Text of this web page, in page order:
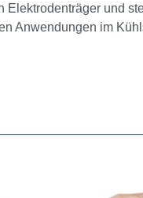
und
Anwendungen im